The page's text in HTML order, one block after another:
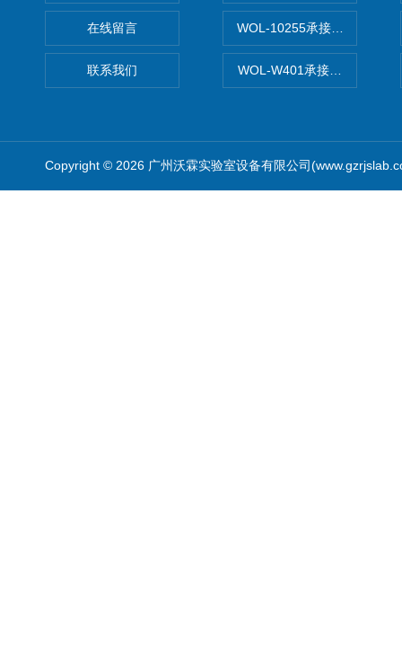
在线留言
联系我们
WOL-10255承接清远电子
WOL-W401承接食品QS认
Copyright © 2026 广州沃霖实验室设备有限公司